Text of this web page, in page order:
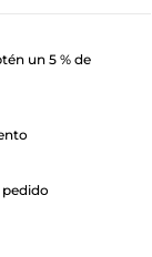
un 5 % de
pedido